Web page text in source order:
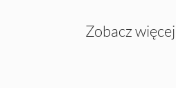
Zobacz